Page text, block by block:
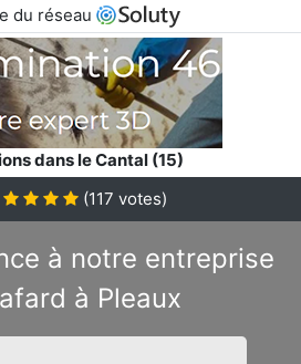
du réseau
dans le Cantal (15)
(117 votes)
à notre entreprise
à Pleaux